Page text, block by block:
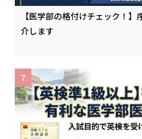
【医学部の格付けチェック！
介します
7